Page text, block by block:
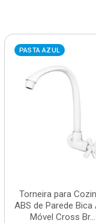
PASTA AZUL
Torneira para
ABS de Parede Bica
Móvel Cross Br...